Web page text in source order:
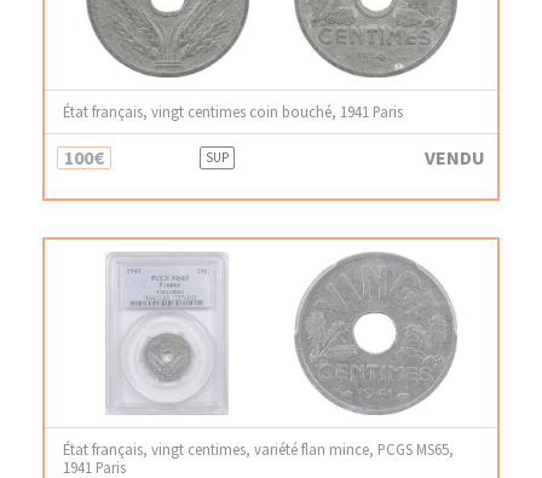
État français, vingt centimes coin bouché, 1941 Paris
100€ SUP VENDU
État français, vingt centimes, variété flan mince, PCGS MS65,
1941 Paris